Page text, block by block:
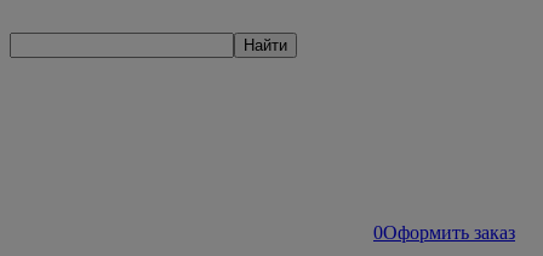
Найти
0Оформить заказ